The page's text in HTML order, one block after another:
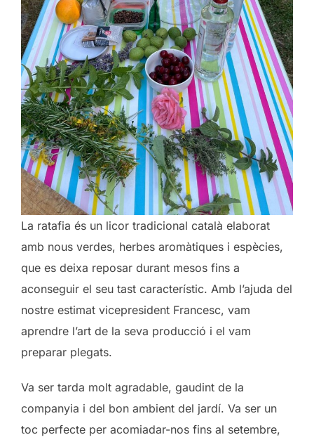
La ratafia és un licor tradicional català elaborat
amb nous verdes, herbes aromàtiques i espècies,
que es deixa reposar durant mesos fins a
aconseguir el seu tast característic. Amb l’ajuda del
nostre estimat vicepresident Francesc, vam
aprendre l’art de la seva producció i el vam
preparar plegats.
Va ser tarda molt agradable, gaudint de la
companyia i del bon ambient del jardí. Va ser un
toc perfecte per acomiadar-nos fins al setembre,